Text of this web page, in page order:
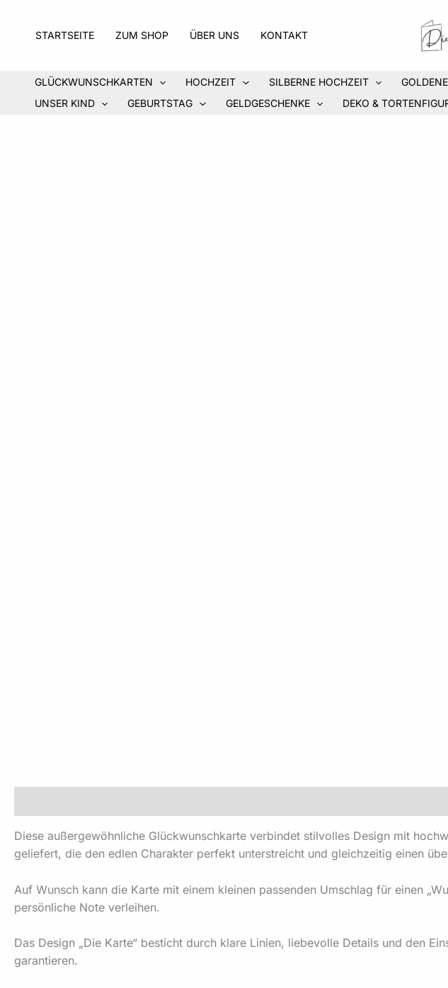
springen
STARTSEITE ZUM SHOP ÜBER UNS KONTAKT
GLÜCKWUNSCHKARTEN HOCHZEIT SILBERNE HOCHZEIT
UNSER KIND
GEBURTSTAG GELDGESCHENKE DEKO &
Diese außergewöhnliche Glückwunschkarte verbindet stilvolles Design mit
geliefert, die den edlen Charakter perfekt unterstreicht und gleichzeitig einen
Auf Wunsch kann die Karte mit einem kleinen passenden Umschlag für einen
persönliche Note verleihen.
Das Design „Die Karte“ besticht durch klare Linien, liebevolle Details und den
garantieren.